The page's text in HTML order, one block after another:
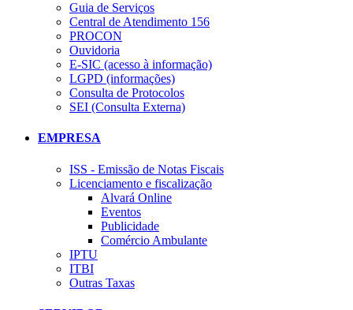
Guia de Serviços
Central de Atendimento 156
PROCON
Ouvidoria
E-SIC (acesso à informação)
LGPD (informações)
Consulta de Protocolos
SEI (Consulta Externa)
EMPRESA
ISS - Emissão de Notas Fiscais
Licenciamento e fiscalização
Alvará Online
Eventos
Publicidade
Comércio Ambulante
IPTU
ITBI
Outras Taxas